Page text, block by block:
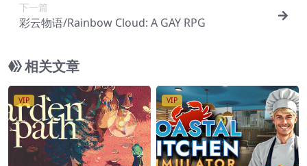
下一篇
彩云物语/Rainbow Cloud: A GAY RPG
相关文章
VIP VIP